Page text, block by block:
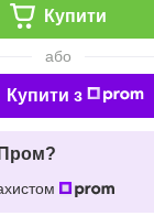
Купити
або
Купити з